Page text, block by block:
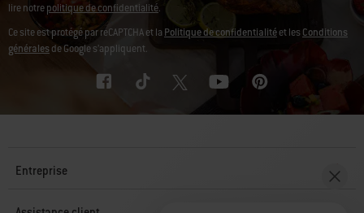
lire notrepolitique de confidentialité.
Ce site est protégé par reCAPTCHA et la Politique de confidentialitéet lesConditions
généralesde Google s’appliquent.
Entreprise